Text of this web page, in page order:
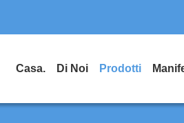
Casa. Di Noi Prodotti